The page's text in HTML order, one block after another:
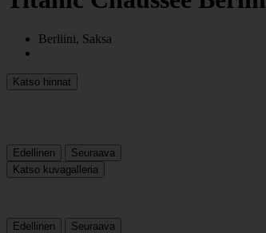
Berliini, Saksa
Katso hinnat
Edellinen
Seuraava
Katso kuvagalleria
Edellinen Seuraava